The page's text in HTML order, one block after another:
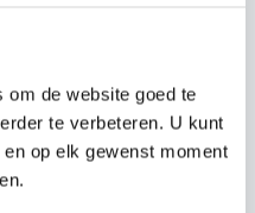
om de website goed te
te verbeteren. U kunt
op elk gewenst moment
twee
Veldhoven